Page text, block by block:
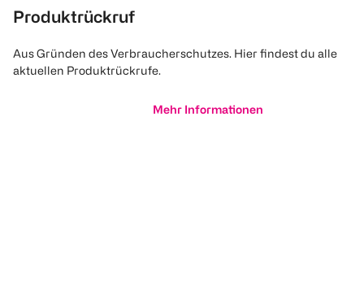
Produktrückruf
Aus Gründen des Verbraucherschutzes. Hier findest du alle
aktuellen Produktrückrufe.
Mehr Informationen